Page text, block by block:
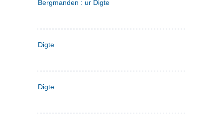
Bergmanden : ur Digte
Digte
Digte